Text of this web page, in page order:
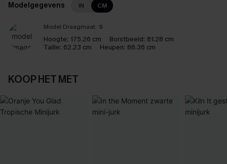
Modelgegevens IN CM
Model Draagmaat: S
Hoogte: 175.26 cm Borstbeeld: 81.28 cm
Taille: 62.23 cm Heupen: 86.36 cm
KOOP HET MET